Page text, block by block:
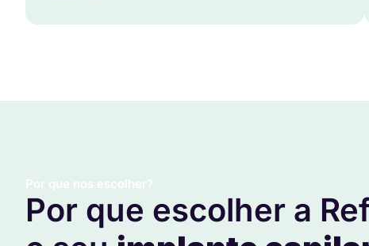
Por que nos escolher?
Por que escolher a